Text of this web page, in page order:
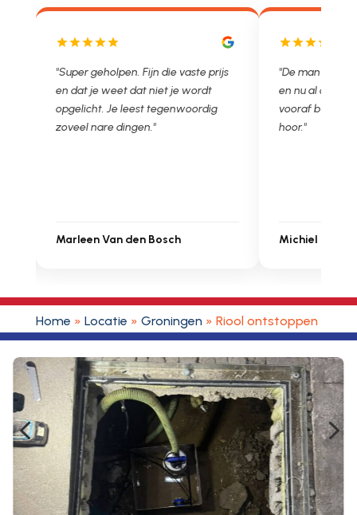
"De man rijden net weg. 11.00 gebeld
en nu al opgelost voor een vast en
vooraf besproken tarief. Lekker
hoor."
Michiel Uitdenbongerd
"Wat een fijn
met een
je niet zo goed
Ontstoppen.nl
Sarah Touat
Home » Locatie » Groningen » Riool ontstoppen
4 5